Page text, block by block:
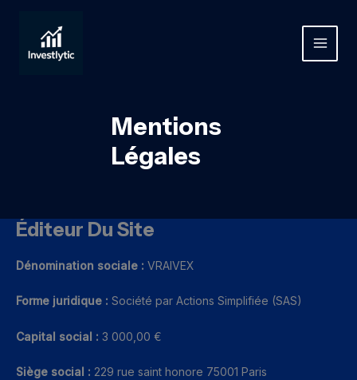
contenu
MAIN
Mentions
Légales
Éditeur Du Site
Dénomination sociale : VRAIVEX
Forme juridique : Société par Actions Simplifiée (SAS)
Capital social : 3 000,00 €
Siège social : 229 rue saint honore 75001 Paris